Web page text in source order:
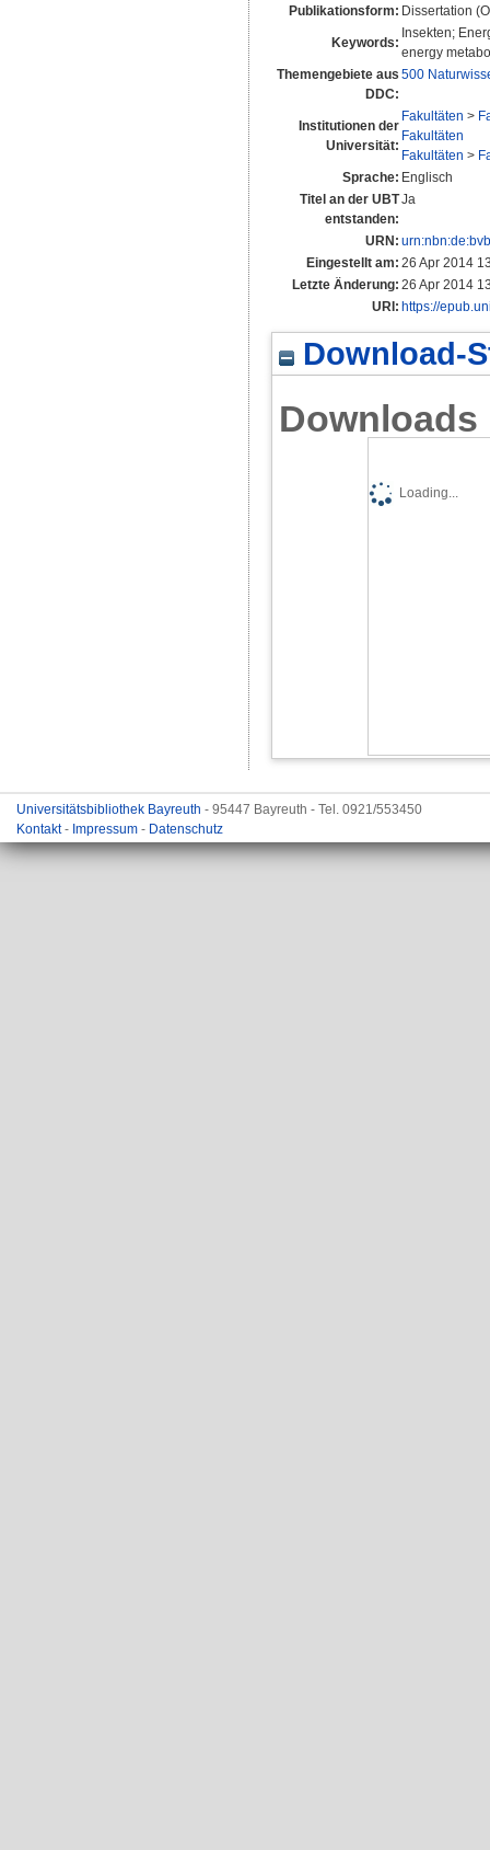
Publikationsform: Dissertation
Keywords:
Insekten;
energy
Themengebiete aus
DDC:
500
Institutionen der
Universität:
Fakultäten >
Fakultäten
Fakultäten >
Sprache: Englisch
Titel an der UBT
entstanden:
Ja
URN:
Eingestellt am: 26 Apr 2014
Letzte Änderung: 26 Apr 2014
URI: https://
Download-
Downloads
Loading...
Universitätsbibliothek Bayreuth - 95447 Bayreuth - Tel. 0921/553450
Kontakt- Impressum - Datenschutz